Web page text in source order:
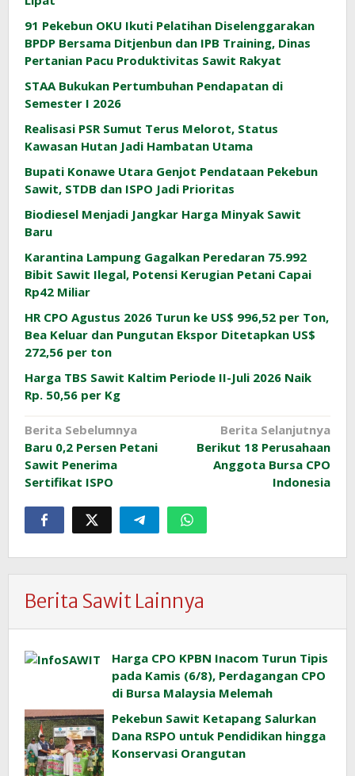
91 Pekebun OKU Ikuti Pelatihan Diselenggarakan
BPDP Bersama Ditjenbun dan IPB Training, Dinas
Pertanian Pacu Produktivitas Sawit Rakyat
STAA Bukukan Pertumbuhan Pendapatan di
Semester I 2026
Realisasi PSR Sumut Terus Melorot, Status
Kawasan Hutan Jadi Hambatan Utama
Bupati Konawe Utara Genjot Pendataan Pekebun
Sawit, STDB dan ISPO Jadi Prioritas
Biodiesel Menjadi Jangkar Harga Minyak Sawit
Baru
Karantina Lampung Gagalkan Peredaran 75.992
Bibit Sawit Ilegal, Potensi Kerugian Petani Capai
Rp42 Miliar
HR CPO Agustus 2026 Turun ke US$ 996,52 per Ton,
Bea Keluar dan Pungutan Ekspor Ditetapkan US$
272,56 per ton
Harga TBS Sawit Kaltim Periode II-Juli 2026 Naik
Rp. 50,56 per Kg
Navigasi
pos
Berita Sebelumnya
Baru 0,2 Persen Petani
Sawit Penerima
Sertifikat ISPO
Berita Selanjutnya
Berikut 18 Perusahaan
Anggota Bursa CPO
Indonesia
Berita Sawit Lainnya
Harga CPO KPBN Inacom Turun Tipis
pada Kamis (6/8), Perdagangan CPO
di Bursa Malaysia Melemah
Pekebun Sawit Ketapang Salurkan
Dana RSPO untuk Pendidikan hingga
Konservasi Orangutan